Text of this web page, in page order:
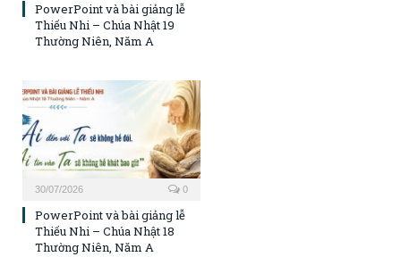
PowerPoint và bài giảng lễ
Thiếu Nhi – Chúa Nhật 19
Thường Niên, Năm A
30/07/2026 0
PowerPoint và bài giảng lễ
Thiếu Nhi – Chúa Nhật 18
Thường Niên, Năm A